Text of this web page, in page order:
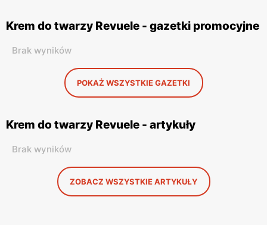
Krem do twarzy Revuele - gazetki promocyjne
Brak wyników
POKAŻ WSZYSTKIE GAZETKI
Krem do twarzy Revuele - artykuły
Brak wyników
ZOBACZ WSZYSTKIE ARTYKUŁY